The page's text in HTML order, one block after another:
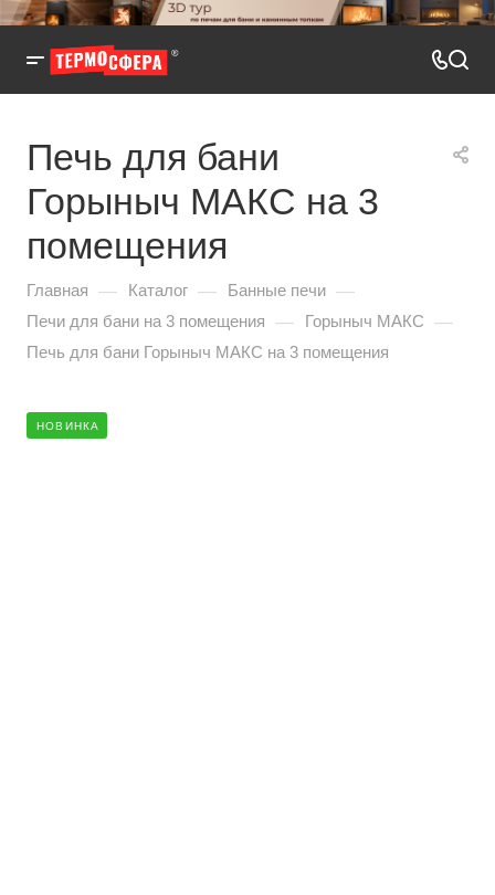
Печь для бани
Горыныч МАКС на 3
помещения
Главная — Каталог — Банные печи —
Печи для бани на 3 помещения — Горыныч МАКС —
Печь для бани Горыныч МАКС на 3 помещения
НОВИНКА